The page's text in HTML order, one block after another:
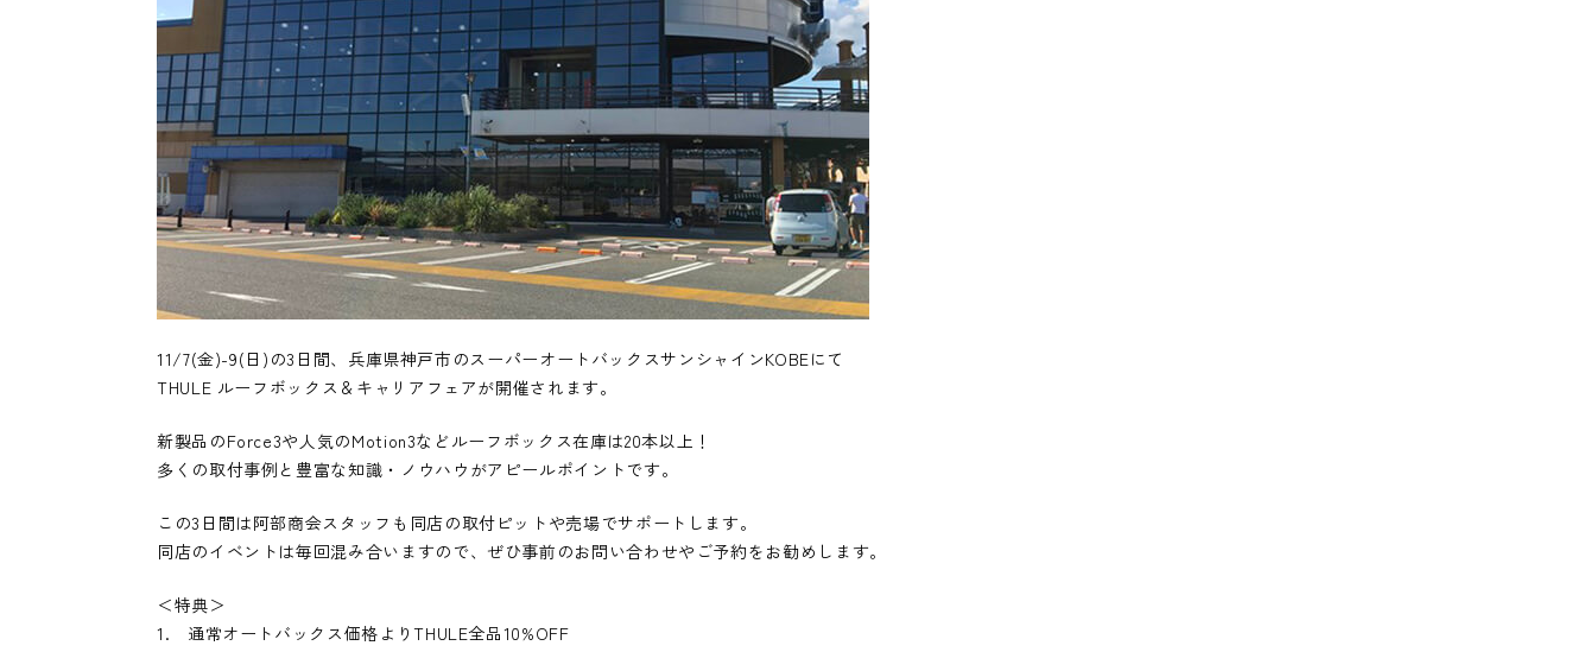
11/7(金)-9(日)の3日間、兵庫県神戸市のスーパーオートバックスサンシャインKOBEにて
THULE ルーフボックス＆キャリアフェアが開催されます。
新製品のForce3や人気のMotion3などルーフボックス在庫は20本以上！
多くの取付事例と豊富な知識・ノウハウがアピールポイントです。
この3日間は阿部商会スタッフも同店の取付ピットや売場でサポートします。
同店のイベントは毎回混み合いますので、ぜひ事前のお問い合わせやご予約をお勧めします。
＜特典＞
1. 通常オートバックス価格よりTHULE全品10%OFF